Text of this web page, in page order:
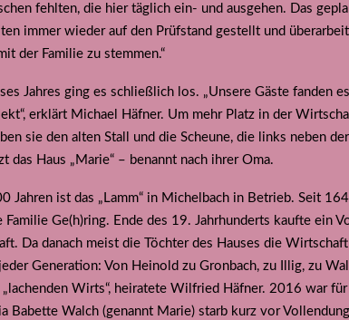
fehlten, die hier täglich ein- und ausgehen. Das
immer wieder auf den Prüfstand gestellt und
der Familie zu stemmen.“
Jahres ging es schließlich los. „Unsere Gäste fanden
erklärt Michael Häfner. Um mehr Platz in der
sie den alten Stall und die Scheune, die links neben
das Haus „Marie“ – benannt nach ihrer Oma.
Jahren ist das „Lamm“ in Michelbach in Betrieb. Seit
Familie Ge(h)ring. Ende des 19. Jahrhunderts kaufte ein
Da danach meist die Töchter des Hauses die
Generation: Von Heinold zu Gronbach, zu Illig, zu
„lachenden Wirts“, heiratete Wilfried Häfner. 2016 war
Babette Walch (genannt Marie) starb kurz vor